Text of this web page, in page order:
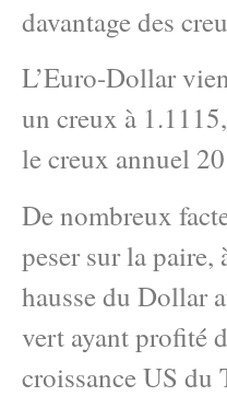
davantage des
L’Euro-Dollar
un creux à
le creux annuel
De nombreux
peser sur la paire,
hausse du Dollar
vert ayant profité
croissance US du